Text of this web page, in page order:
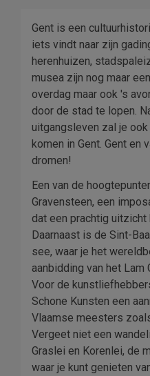
Gent is een
iets vindt naar zijn
herenhuizen,
musea zijn nog maar
overdag maar ook 's
door de stad te lopen.
uitgangsleven zal je
komen in Gent. Gent en
dromen!
Een van de
Gravensteen, een
dat een prachtig
Daarnaast is de Sint-
see, waar je het
aanbidding van het Lam
Voor de
Schone Kunsten een
Vlaamse meesters
Vergeet niet een
Graslei en Korenlei, de
waar je kunt genieten